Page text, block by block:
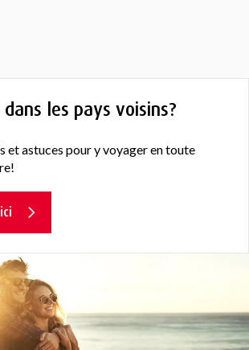
les pays voisins?
et astuces pour y voyager en toute